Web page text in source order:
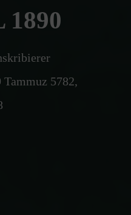
1890
5782,